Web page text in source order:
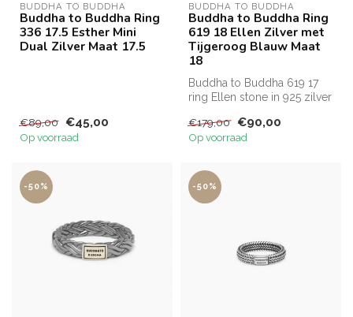
BUDDHA TO BUDDHA
Buddha to Buddha Ring
336 17.5 Esther Mini
Dual Zilver Maat 17.5
€89,00 €45,00
Op voorraad
BUDDHA TO BUDDHA
Buddha to Buddha Ring
619 18 Ellen Zilver met
Tijgeroog Blauw Maat
18
Buddha to Buddha 619 17
ring Ellen stone in 925 zilver
€179,00 €90,00
Op voorraad
-50% -50%